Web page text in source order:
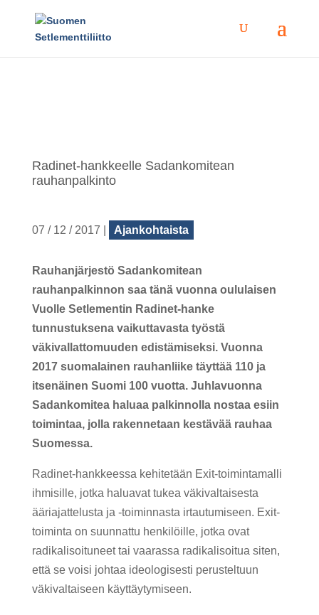
Radinet-hankkeelle Sadankomitean
rauhanpalkinto
07 / 12 / 2017 Ajankohtaista
Rauhanjärjestö Sadankomitean
rauhanpalkinnon saa tänä vuonna oululaisen
Vuolle Setlementin Radinet-hanke
tunnustuksena vaikuttavasta työstä
väkivallattomuuden edistämiseksi. Vuonna
2017 suomalainen rauhanliike täyttää 110 ja
itsenäinen Suomi 100 vuotta. Juhlavuonna
Sadankomitea haluaa palkinnolla nostaa esiin
toimintaa, jolla rakennetaan kestävää rauhaa
Suomessa.
Radinet-hankkeessa kehitetään Exit-toimintamalli
ihmisille, jotka haluavat tukea väkivaltaisesta
ääriajattelusta ja -toiminnasta irtautumiseen. Exit-
toiminta on suunnattu henkilöille, jotka ovat
radikalisoituneet tai vaarassa radikalisoitua siten,
että se voisi johtaa ideologisesti perusteltuun
väkivaltaiseen käyttäytymiseen.